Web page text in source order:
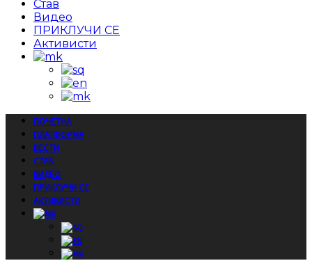
Став
Видео
ПРИКЛУЧИ СЕ
Активисти
ПОЧЕТНА
ПЛАТФОРМА
ВЕСТИ
СТАВ
ВИДЕО
ПРИКЛУЧИ СЕ
АКТИВИСТИ